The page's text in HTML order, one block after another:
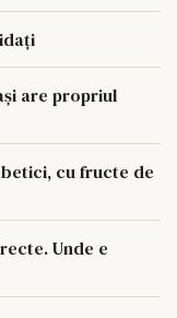
are propriul
cu fructe de
Unde e